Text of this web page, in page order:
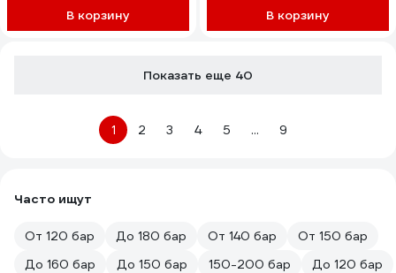
В корзину
В корзину
Показать еще 40
1 2 3 4 5 ... 9
Часто ищут
От 120 бар До 180 бар От 140 бар
От 150 бар
До 160 бар
До 150 бар 150-200 бар
До 120 бар